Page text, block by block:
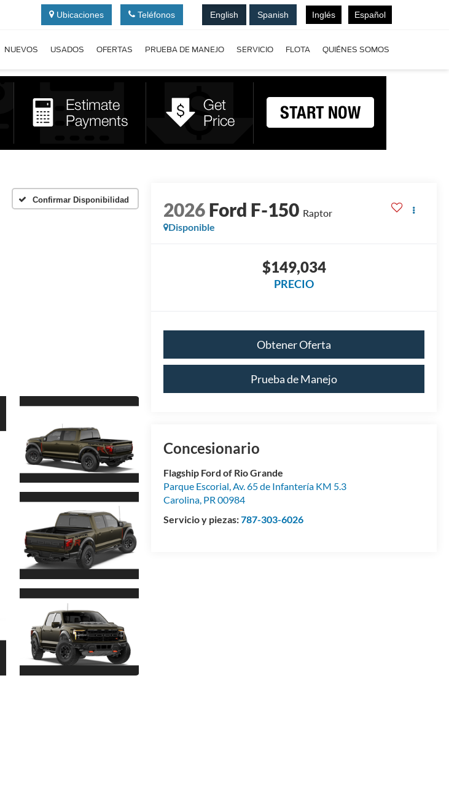
Ubicaciones Teléfonos English Spanish Inglés Español
NUEVOS USADOS OFERTAS PRUEBA DE MANEJO SERVICIO FLOTA QUIÉNES SOMOS
Confirmar Disponibilidad 2026Ford F-150 Raptor
Disponible
$149,034
PRECIO
Obtener Oferta
Prueba de Manejo
Concesionario
Flagship Ford of Rio Grande
Parque Escorial, Av. 65 de Infantería KM 5.3
Carolina, PR 00984
Servicio y piezas:787-303-6026